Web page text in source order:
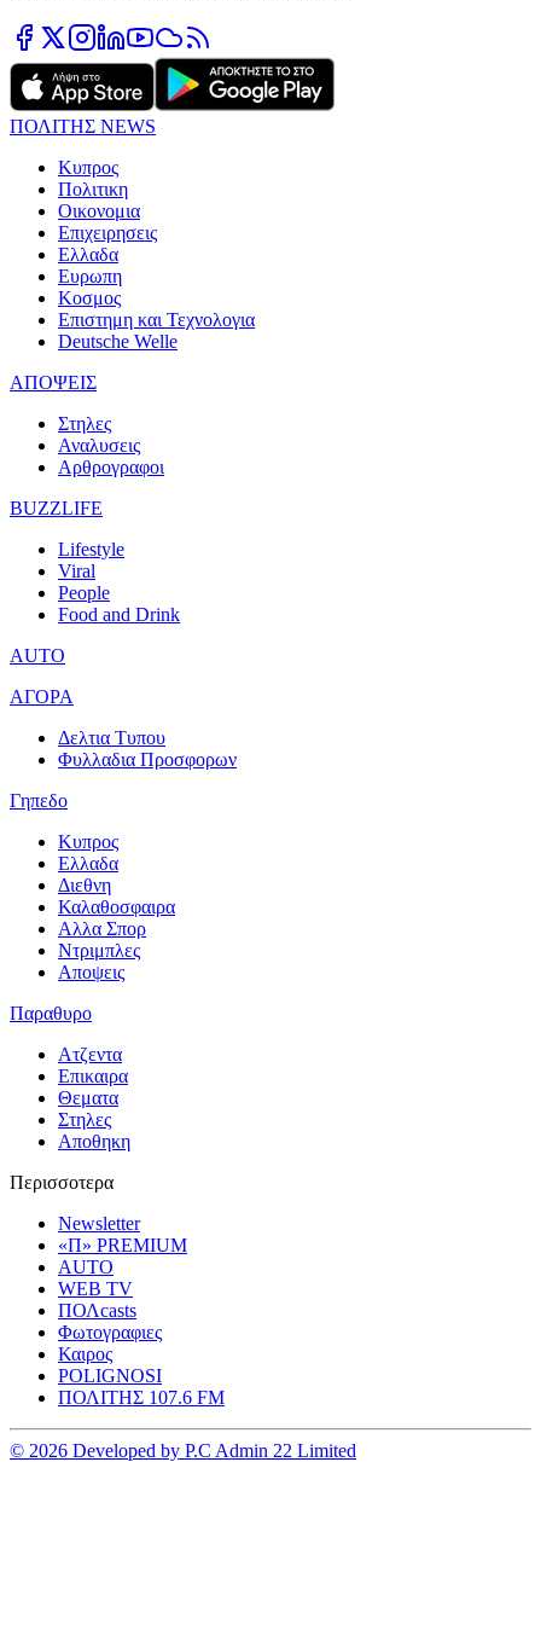
ΠΟΛΙΤΗΣ NEWS
Κυπρος
Πολιτικη
Οικονομια
Επιχειρησεις
Ελλαδα
Ευρωπη
Κοσμος
Επιστημη και Τεχνολογια
Deutsche Welle
ΑΠΟΨΕΙΣ
Στηλες
Αναλυσεις
Αρθρογραφοι
BUZZLIFE
Lifestyle
Viral
People
Food and Drink
AUTO
ΑΓΟΡΑ
Δελτια Τυπου
Φυλλαδια Προσφορων
Γηπεδο
Κυπρος
Ελλαδα
Διεθνη
Καλαθοσφαιρα
Αλλα Σπορ
Ντριμπλες
Αποψεις
Παραθυρο
Ατζεντα
Επικαιρα
Θεματα
Στηλες
Αποθηκη
Περισσοτερα
Newsletter
«Π» PREMIUM
AUTO
WEB TV
ΠΟΛcasts
Φωτογραφιες
Καιρος
POLIGNOSI
ΠΟΛΙΤΗΣ 107.6 FM
© 2026 Developed by P.C Admin 22 Limited